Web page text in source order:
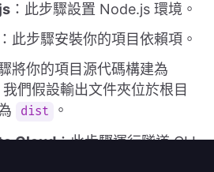
：此步驟設置 Node.js 環境。
：此步驟安裝你的項目依賴項。
將你的項目源代碼構建為
們假設輸出文件夾位於根目
dist
。
Cloud：此步驟運行隧道 CLI